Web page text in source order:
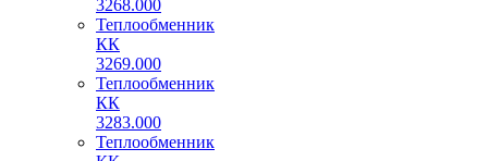
3268.000
Теплообменник
КК
3269.000
Теплообменник
КК
3283.000
Теплообменник